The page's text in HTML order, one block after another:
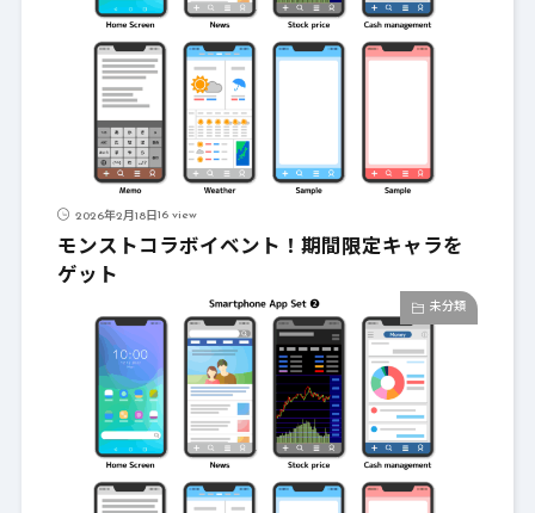
2026年2月18日16 view
モンストコラボイベント！期間限定キャラを
ゲット
未分類